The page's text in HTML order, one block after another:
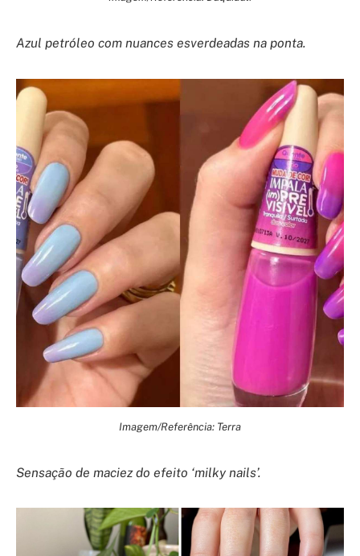
Azul petróleo com nuances esverdeadas na ponta.
Imagem/Referência: Terra
Sensação de maciez do efeito ‘milky nails’.